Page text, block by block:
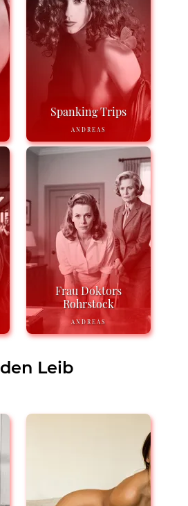
Spanking Trips
ANDREAS
Frau Doktors
Rohrstock
ANDREAS
Leib